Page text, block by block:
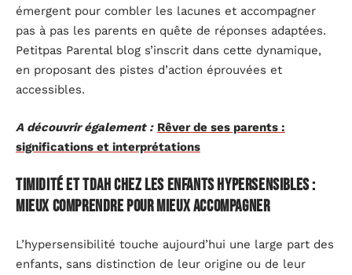
émergent pour combler les lacunes et accompagner
pas à pas les parents en quête de réponses adaptées.
Petitpas Parental blog s’inscrit dans cette dynamique,
en proposant des pistes d’action éprouvées et
accessibles.
A découvrir également : Rêver de ses parents :
significations et interprétations
Timidité et TDAH chez les enfants hypersensibles :
mieux comprendre pour mieux accompagner
L’hypersensibilité touche aujourd’hui une large part des
enfants, sans distinction de leur origine ou de leur